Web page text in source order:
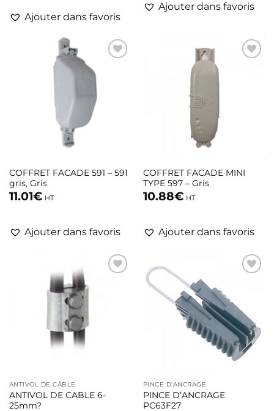
Ajouter dans favoris
Ajouter dans favoris
COFFRET FACADE 591 – 591
gris, Gris
11.01€ HT
Ajouter dans favoris
COFFRET FACADE MINI
TYPE 597 – Gris
10.88€ HT
Ajouter dans favoris
ANTIVOL DE CÂBLE
ANTIVOL DE CABLE 6-
25mm?
d’envies
PINCE D'ANCRAGE
PINCE D’ANCRAGE
PC63F27